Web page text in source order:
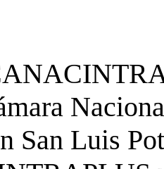
San Luis